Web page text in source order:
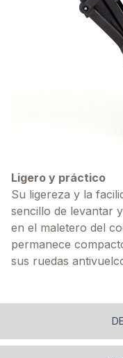
Ligero y práctico
Su ligereza y la
sencillo de levantar
en el maletero del
permanece
sus ruedas